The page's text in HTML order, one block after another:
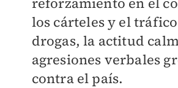
los cárteles y el
drogas, la actitud
agresiones verbales
contra el país.